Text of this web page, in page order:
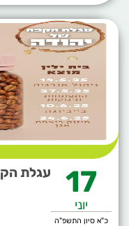
17
יוני
כ"א סיון התשפ"ה
עגלת